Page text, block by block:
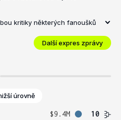
kritiky některých fanoušků
Další expres zprávy
úrovně
$9.4M
10